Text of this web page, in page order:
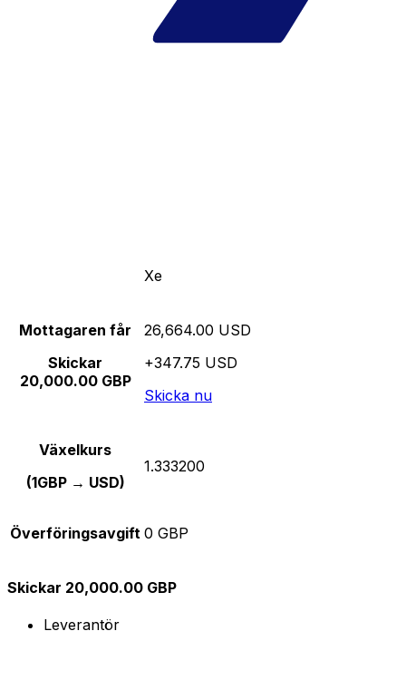
Xe
Mottagaren får
Skickar
20,000.00 GBP
26,664.00 USD
+347.75 USD
Skicka nu
Växelkurs
(1GBP → USD)
1.333200
Överföringsavgift 0 GBP
Skickar 20,000.00 GBP
Leverantör